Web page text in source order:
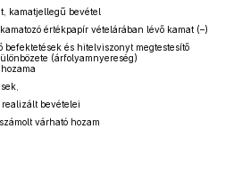
kamatjellegű bevétel
értékpapír vételárában lévő kamat (–)
befektetések és hitelviszonyt megtestesítő
(árfolyamnyereség)
bevételei
várható hozam